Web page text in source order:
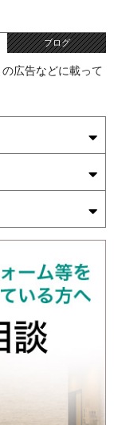
ブログ
広告などに載って